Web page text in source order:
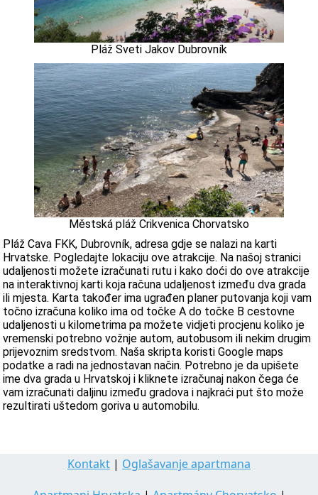
Pláž Sveti Jakov Dubrovník
Městská pláž Crikvenica Chorvatsko
Pláž Cava FKK, Dubrovník, adresa gdje se nalazi na karti
Hrvatske. Pogledajte lokaciju ove atrakcije. Na našoj stranici
udaljenosti možete izračunati rutu i kako doći do ove atrakcije
na interaktivnoj karti koja računa udaljenost između dva grada
ili mjesta. Karta također ima ugrađen planer putovanja koji vam
točno izračuna koliko ima od točke A do točke B cestovne
udaljenosti u kilometrima pa možete vidjeti procjenu koliko je
vremenski potrebno vožnje autom, autobusom ili nekim drugim
prijevoznim sredstvom. Naša skripta koristi Google maps
podatke a radi na jednostavan način. Potrebno je da upišete
ime dva grada u Hrvatskoj i kliknete izračunaj nakon čega će
vam izračunati daljinu između gradova i najkraći put što može
rezultirati uštedom goriva u automobilu.
Kontakt | Oglašavanje apartmana